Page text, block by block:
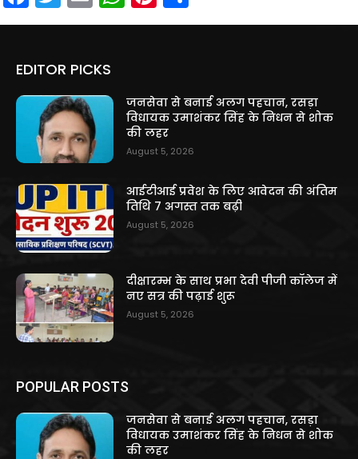
EDITOR PICKS
जनसेवा से बनाई अलग पहचान, रसड़ा
विधायक उमाशंकर सिंह के निधन से शोक
की लहर
August 5, 2026
आईटीआई प्रवेश के लिए आवेदन की अंतिम
तिथि 7 अगस्त तक बढ़ी
August 5, 2026
दीक्षारम्भ के साथ प्रभा देवी पीजी कॉलेज में
नए सत्र की पढ़ाई शुरू
August 5, 2026
POPULAR POSTS
जनसेवा से बनाई अलग पहचान, रसड़ा
विधायक उमाशंकर सिंह के निधन से शोक
की लहर